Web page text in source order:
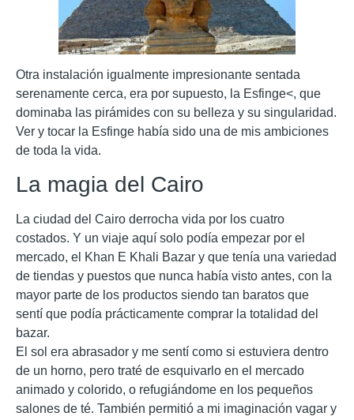
Otra instalación igualmente impresionante sentada
serenamente cerca, era por supuesto, la Esfinge<, que
dominaba las pirámides con su belleza y su singularidad.
Ver y tocar la Esfinge había sido una de mis ambiciones
de toda la vida.
La magia del Cairo
La ciudad del Cairo derrocha vida por los cuatro
costados. Y un viaje aquí solo podía empezar por el
mercado, el Khan E Khali Bazar y que tenía una variedad
de tiendas y puestos que nunca había visto antes, con la
mayor parte de los productos siendo tan baratos que
sentí que podía prácticamente comprar la totalidad del
bazar.
El sol era abrasador y me sentí como si estuviera dentro
de un horno, pero traté de esquivarlo en el mercado
animado y colorido, o refugiándome en los pequeños
salones de té. También permitió a mi imaginación vagar y